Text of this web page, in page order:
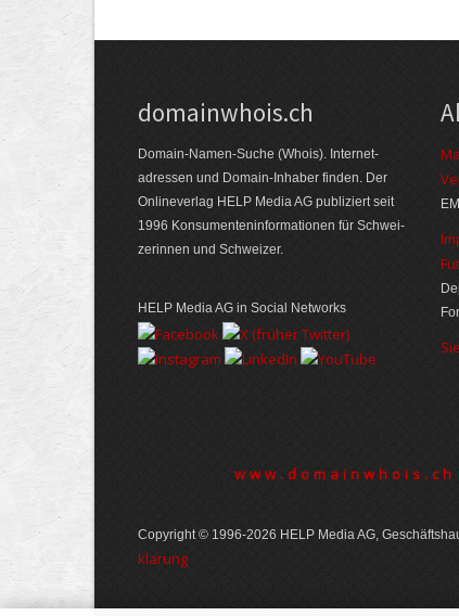
domainwhois.ch
Domain-Namen-Suche (Whois). Internet­
adressen und Domain-Inhaber finden. Der
Online­verlag HELP Media AG publiziert seit
1996 Konsumenten­informationen für Schwei­
zerinnen und Schweizer.
HELP Media AG in Social Networks
www.domainwhois.ch
Copyright © 1996-2026 HELP Media AG,
klärung